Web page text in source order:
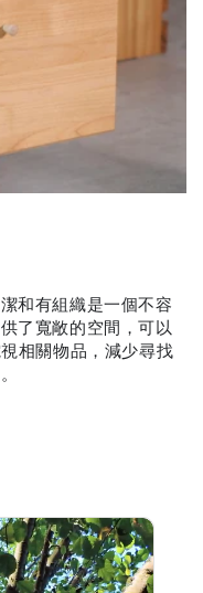
和有組織是一個不容
了寬敞的空間，可以
相關物品，減少尋找